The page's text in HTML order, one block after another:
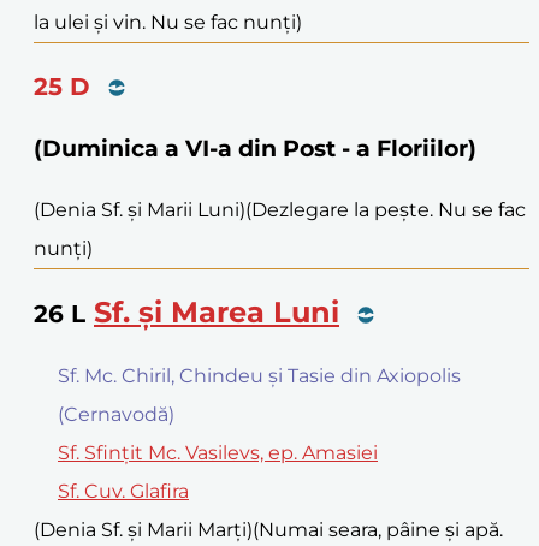
la ulei și vin. Nu se fac nunți)
25 D
(Duminica a VI-a din Post - a Floriilor)
(Denia Sf. și Marii Luni)(Dezlegare la pește. Nu se fac
nunți)
26 L Sf. și Marea Luni
Sf. Mc. Chiril, Chindeu și Tasie din Axiopolis
(Cernavodă)
Sf. Sfințit Mc. Vasilevs, ep. Amasiei
Sf. Cuv. Glafira
(Denia Sf. și Marii Marți)(Numai seara, pâine și apă.